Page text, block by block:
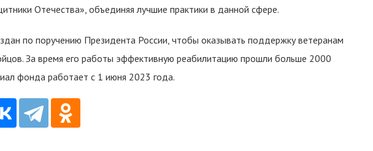
Отечества», объединяя лучшие практики в данной сфере.
по поручению Президента России, чтобы оказывать поддержку ветеранам
За время его работы эффективную реабилитацию прошли больше 2000
фонда работает с 1 июня 2023 года.